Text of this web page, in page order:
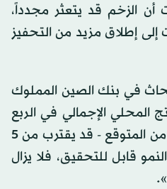
أن الزخم قد يتعثر مجدداً،
إطلاق مزيد من التحفيز
في بنك الصين المملوك
المحلي الإجمالي في الربع
الأول قد يكون أقوى قليلاً من المتوقع - قد يقترب من 5
قابل للتحقيق، فلا يزال